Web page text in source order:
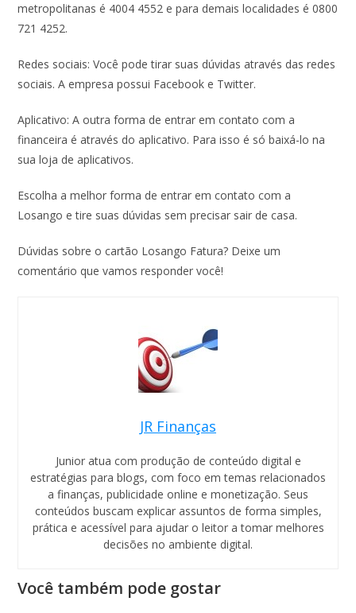
metropolitanas é 4004 4552 e para demais localidades é 0800
721 4252.
Redes sociais: Você pode tirar suas dúvidas através das redes
sociais. A empresa possui Facebook e Twitter.
Aplicativo: A outra forma de entrar em contato com a
financeira é através do aplicativo. Para isso é só baixá-lo na
sua loja de aplicativos.
Escolha a melhor forma de entrar em contato com a
Losango e tire suas dúvidas sem precisar sair de casa.
Dúvidas sobre o cartão Losango Fatura? Deixe um
comentário que vamos responder você!
JR Finanças
Junior atua com produção de conteúdo digital e
estratégias para blogs, com foco em temas relacionados
a finanças, publicidade online e monetização. Seus
conteúdos buscam explicar assuntos de forma simples,
prática e acessível para ajudar o leitor a tomar melhores
decisões no ambiente digital.
Você também pode gostar